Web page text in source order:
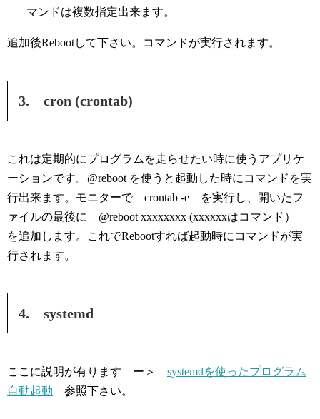
マンドは複数指定出来ます。
追加後Rebootして下さい。コマンドが実行されます。
3. cron (crontab)
これは定期的にプログラムを走らせたい時に使うアプリケ
ーションです。@reboot を使うと起動した時にコマンドを実
行出来ます。モニターで crontab -e を実行し、開いたフ
ァイルの最後に @reboot xxxxxxxx (xxxxxxはコマンド）
を追加します。これでRebootすれば起動時にコマンドが実
行されます。
4. systemd
ここに説明が有ります ー＞ systemdを使ったプログラム
自動起動 参照下さい。